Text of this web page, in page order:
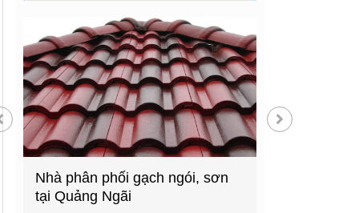
ngói, sơn
Cửa hàng vật liệu xây dựng
hàng đầu Quảng Ngãi